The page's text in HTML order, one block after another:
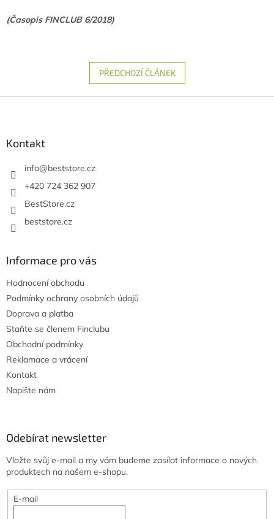
(Časopis FINCLUB 6/2018)
PŘEDCHOZÍ ČLÁNEK
Kontakt
info@beststore.cz
+420 724 362 907
BestStore.cz
beststore.cz
Informace pro vás
Hodnocení obchodu
Podmínky ochrany osobních údajů
Doprava a platba
Staňte se členem Finclubu
Obchodní podmínky
Reklamace a vrácení
Kontakt
Napište nám
Odebírat newsletter
Vložte svůj e-mail a my vám budeme zasílat informace o nových
produktech na našem e-shopu.
E-mail